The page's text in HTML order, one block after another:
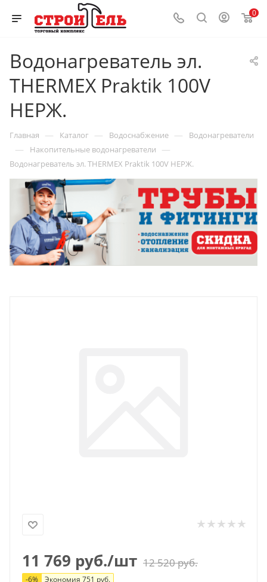
0
Водонагреватель эл.
THERMEX Praktik 100V
НЕРЖ.
Главная — Каталог — Водоснабжение — Водонагреватели
— Накопительные водонагреватели —
Водонагреватель эл. THERMEX Praktik 100V НЕРЖ.
11 769 руб./шт 12 520руб.
-6% Экономия 751 руб.